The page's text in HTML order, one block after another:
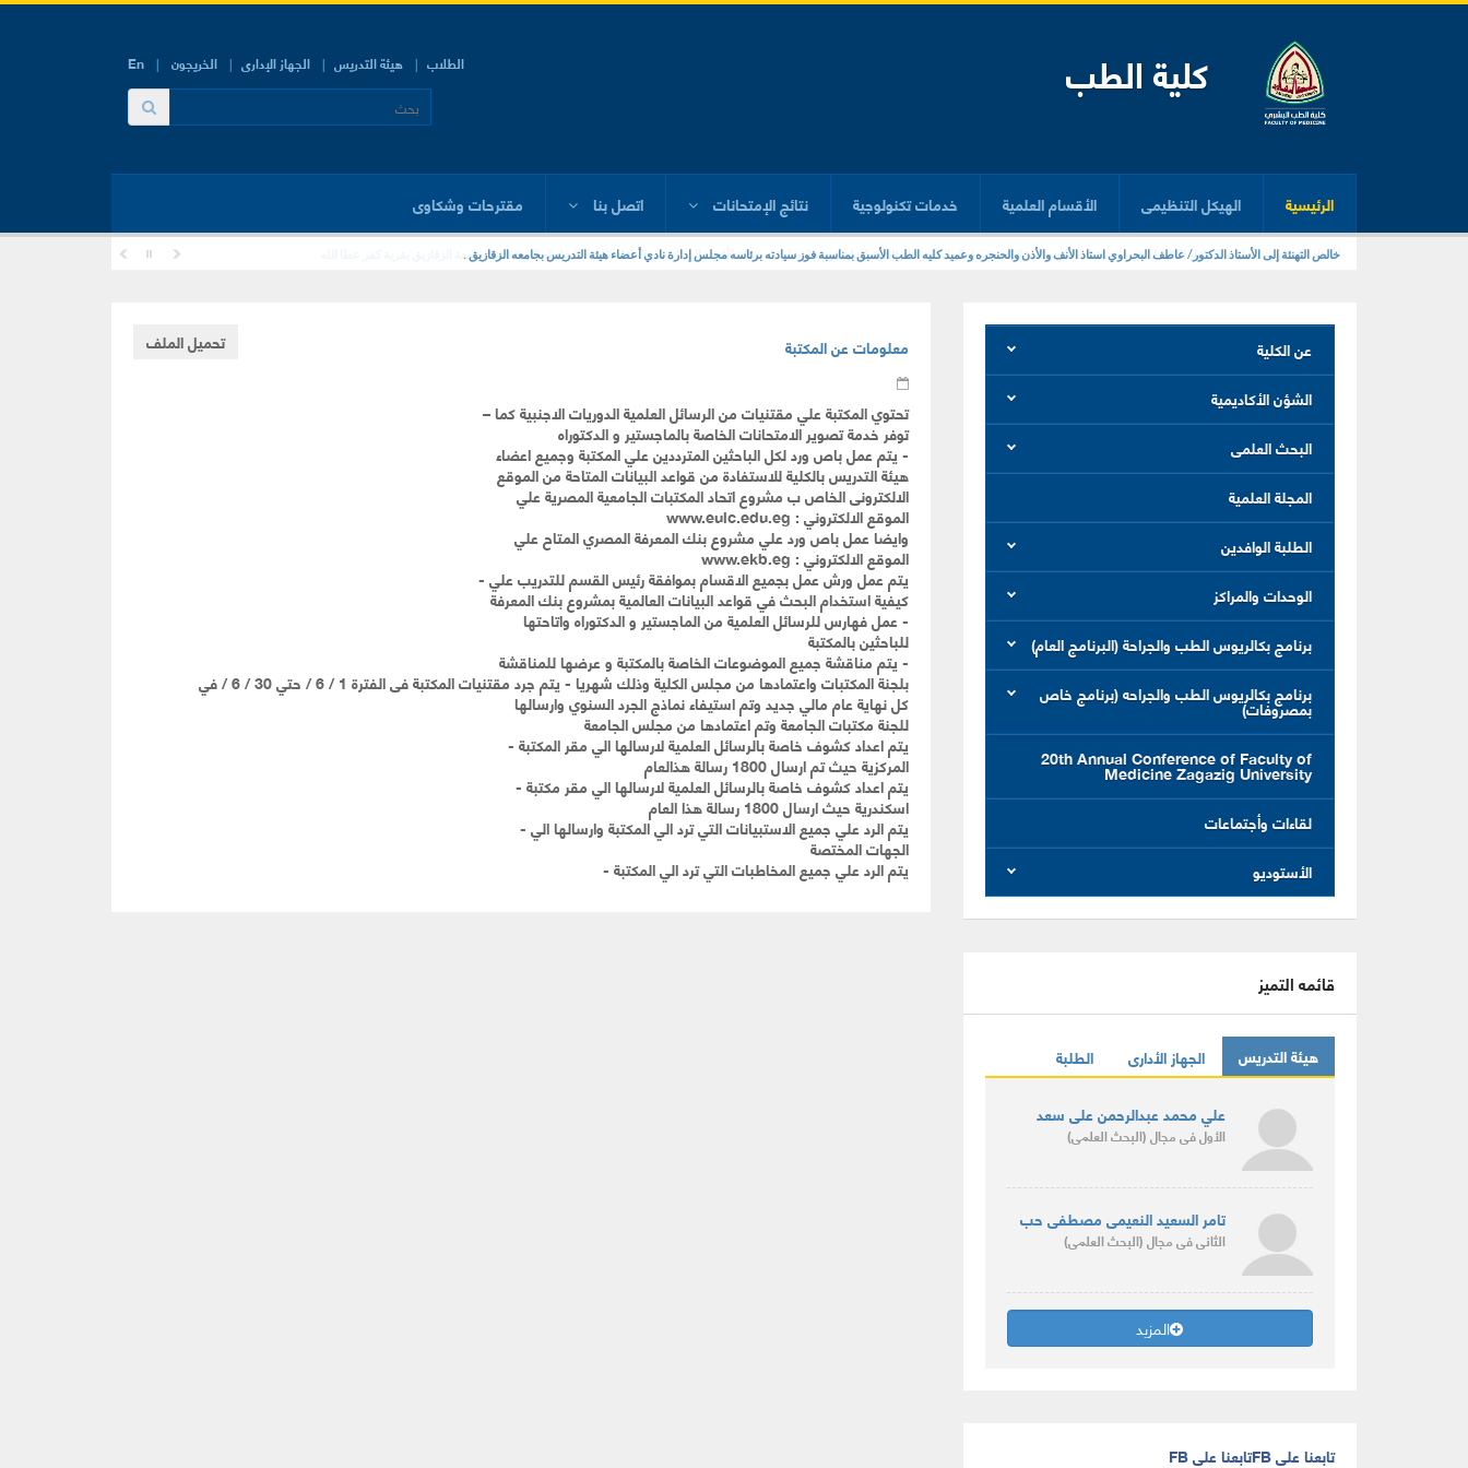
En الطلاب هيئة التدريس الجهاز الإدارى الخريجون كلية الطب
الرئيسية الهيكل التنظيمى الأقسام العلمية خدمات تكنولوجية نتائج الإمتحانات اتصل بنا مقترحات وشكاوى
خالص التهنئة إلى الأستاذ الدكتور/ عاطف البحراوي استاذ الأنف والأذن والحنجره وعميد كليه الطب الأسبق بمناسبة فوز سيادته برئاسه مجلس إدارة نادي أعضاء هيئة التدريس بجامعه الزقازيق .
تحميل الملف معلومات عن المكتبة
تحتوي المكتبة علي مقتنيات من الرسائل العلمية الدوريات الاجنبية كما –
توفر خدمة تصوير الامتحانات الخاصة بالماجستير و الدكتوراه
- يتم عمل باص ورد لكل الباحثين المترددين علي المكتبة وجميع اعضاء
هيئة التدريس بالكلية للاستفادة من قواعد البيانات المتاحة من الموقع
الالكترونى الخاص ب مشروع اتحاد المكتبات الجامعية المصرية علي
الموقع الالكتروني : www.eulc.edu.eg
وايضا عمل باص ورد علي مشروع بنك المعرفة المصري المتاح علي
الموقع الالكتروني : www.ekb.eg
يتم عمل ورش عمل بجميع الاقسام بموافقة رئيس القسم للتدريب علي -
كيفية استخدام البحث في قواعد البيانات العالمية بمشروع بنك المعرفة
- عمل فهارس للرسائل العلمية من الماجستير و الدكتوراه واتاحتها
للباحثين بالمكتبة
- يتم مناقشة جميع الموضوعات الخاصة بالمكتبة و عرضها للمناقشة
بلجنة المكتبات واعتمادها من مجلس الكلية وذلك شهريا - يتم جرد مقتنيات المكتبة فى الفترة 1 / 6 / حتي 30 / 6 / في
كل نهاية عام مالي جديد وتم استيفاء نماذج الجرد السنوي وارسالها
للجنة مكتبات الجامعة وتم اعتمادها من مجلس الجامعة
يتم اعداد كشوف خاصة بالرسائل العلمية لارسالها الي مقر المكتبة -
المركزية حيث تم ارسال 1800 رسالة هذالعام
يتم اعداد كشوف خاصة بالرسائل العلمية لارسالها الي مقر مكتبة -
اسكندرية حيث ارسال 1800 رسالة هذا العام
يتم الرد علي جميع الاستبيانات التي ترد الي المكتبة وارسالها الي -
الجهات المختصة
يتم الرد علي جميع المخاطبات التي ترد الي المكتبة -
عن الكلية
الشؤن الأكاديمية
البحث العلمى
المجلة العلمية
الطلبة الوافدين
الوحدات والمراكز
برنامج بكالريوس الطب والجراحة (البرنامج العام)
برنامج بكالريوس الطب والجراحه (برنامج خاص
بمصروفات)
20th Annual Conference of Faculty of
Medicine Zagazig University
لقاءات وأجتماعات
الأستوديو
قائمه التميز
هيئة التدريس الجهاز الأدارى الطلبة
علي محمد عبدالرحمن على سعد
الأولفى مجال(البحث العلمى)
تامر السعيد النعيمى مصطفى حب
الثانىفى مجال(البحث العلمى)
المزيد
تابعنا على FB تابعنا على FB